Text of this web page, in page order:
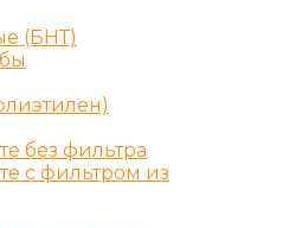
(БНТ)
без фильтра
с фильтром из